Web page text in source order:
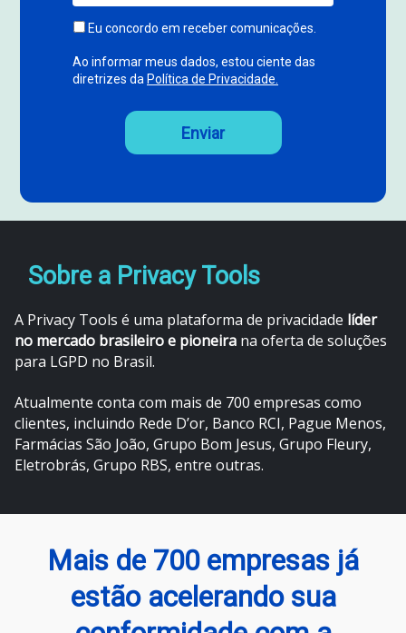
Eu concordo em receber comunicações.
Ao informar meus dados, estou ciente das
diretrizes da Política de Privacidade.
Enviar
Sobre a Privacy Tools
A Privacy Tools é uma plataforma de privacidade líder
no mercado brasileiro e pioneira na oferta de soluções
para LGPD no Brasil.
Atualmente conta com mais de 700 empresas como
clientes, incluindo Rede D’or, Banco RCI, Pague Menos,
Farmácias São João, Grupo Bom Jesus, Grupo Fleury,
Eletrobrás, Grupo RBS, entre outras.
Mais de 700 empresas já
estão acelerando sua